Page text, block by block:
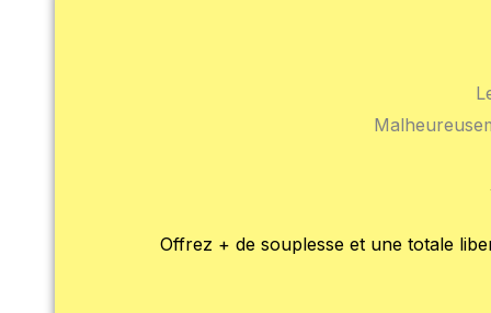
Offrez + de souplesse et une totale